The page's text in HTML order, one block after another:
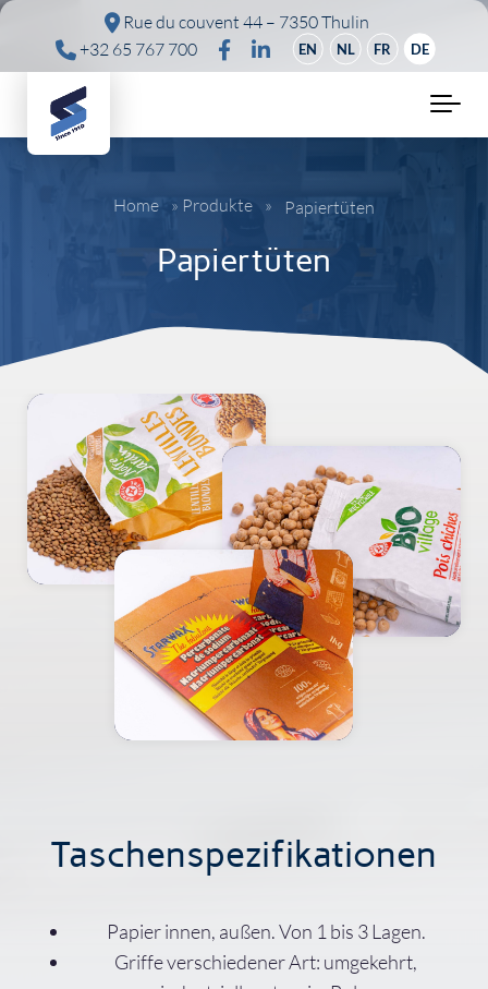
Skip to main contentRue du couvent 44 – 7350 Thulin
+32 65 767 700
EN NL FR DE
Papiertüten
Home » Produkte » Papiertüten
Taschenspezifikationen
Papier innen, außen. Von 1 bis 3 Lagen.
Griffe verschiedener Art: umgekehrt,